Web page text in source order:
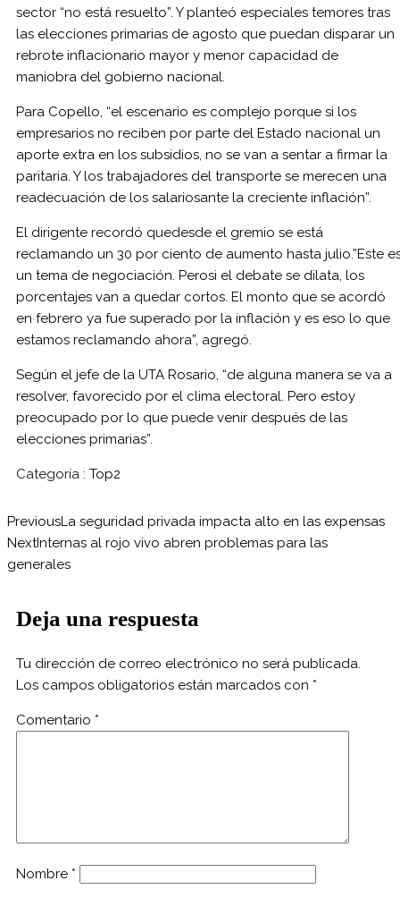
sector “no está resuelto”. Y planteó especiales temores tras
las elecciones primarias de agosto que puedan disparar un
rebrote inflacionario mayor y menor capacidad de
maniobra del gobierno nacional.
Para Copello, “el escenario es complejo porque si los
empresarios no reciben por parte del Estado nacional un
aporte extra en los subsidios, no se van a sentar a firmar la
paritaria. Y los trabajadores del transporte se merecen una
readecuación de los salariosante la creciente inflación”.
El dirigente recordó quedesde el gremio se está
reclamando un 30 por ciento de aumento hasta julio.”Este
un tema de negociación. Perosi el debate se dilata, los
porcentajes van a quedar cortos. El monto que se acordó
en febrero ya fue superado por la inflación y es eso lo que
estamos reclamando ahora”, agregó.
Según el jefe de la UTA Rosario, “de alguna manera se va a
resolver, favorecido por el clima electoral. Pero estoy
preocupado por lo que puede venir después de las
elecciones primarias”.
Categoría : Top2
PreviousLa seguridad privada impacta alto en las expensas
NextInternas al rojo vivo abren problemas para las
generales
Deja una respuesta
Tu dirección de correo electrónico no será publicada.
Los campos obligatorios están marcados con *
Comentario *
Nombre *